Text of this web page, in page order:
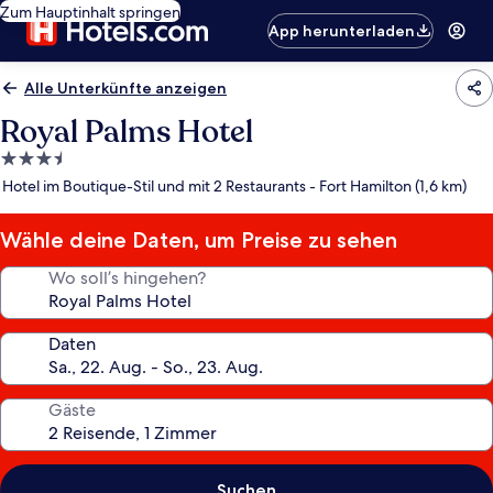
Zum Hauptinhalt springen
App herunterladen
Alle Unterkünfte anzeigen
Royal Palms Hotel
3.5-
Sterne-
Hotel im Boutique-Stil und mit 2 Restaurants - Fort Hamilton (1,6 km)
Wähle deine Daten, um Preise zu sehen
Wo soll’s hingehen?
Daten
Gäste